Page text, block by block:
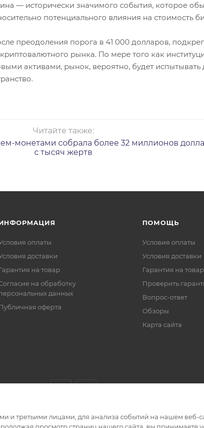
— исторически значимого события, которое
потенциального влияния на стоимость
преодоления порога в 41 000 долларов,
рынка. По мере того как
активами, рынок, вероятно, будет
Читайте также:
монетами собрала более 32 миллионов
с тысяч жертв
оплаты
доставки
на товар
на обработку
данных
оферта
ПОМОЩЬ
Условия оплаты
Условия доставки
Гарантия на товар
Проверить
Вопрос-ответ
Обзоры
Карта сайта
третьими лицами, для анализа событий на нашем веб-
просмотр страниц нашего сайта, вы принимаете